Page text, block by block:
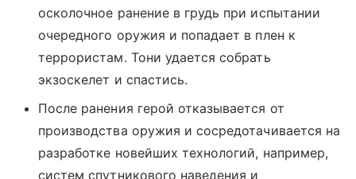
осколочное ранение в грудь при испытании
очередного оружия и попадает в плен к
террористам. Тони удается собрать
экзоскелет и спастись.
После ранения герой отказывается от
производства оружия и сосредотачивается на
разработке новейших технологий, например,
систем спутникового наведения и